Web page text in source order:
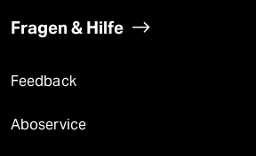
Fragen & Hilfe
Feedback
Aboservice